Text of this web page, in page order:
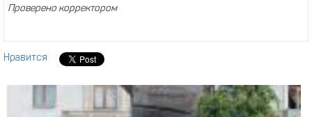
Проверено корректором
Нравится